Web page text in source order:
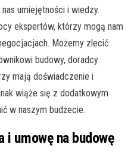
umiejętności i wiedzy.
ekspertów, którzy mogą nam
Możemy zlecić
budowy, doradcy
mają doświadczenie i
wiąże się z dodatkowym
w naszym budżecie.
i umowę na budowę